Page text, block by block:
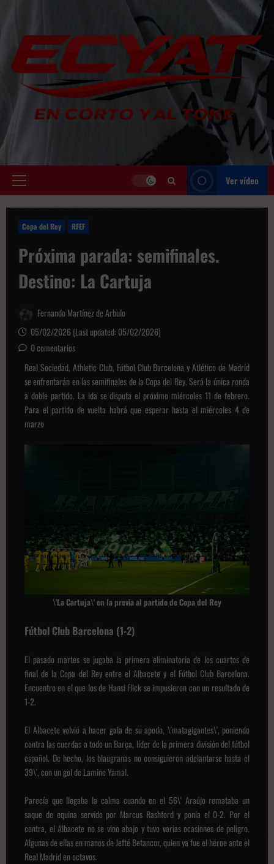
contenido
Menú
Ver vídeo
Copa del Rey RFEF
Próxima parada: semifinales.
Destino: La Cartuja
Fernando Martínez de Arbulo
05/02/2026 (Last updated: 05/02/2026)
0 comentarios
Real Sociedad, Athletic Club, Fútbol Club Barcelona y Atlético de Madrid
se enfrentarán en las semifinales de la Copa del Rey. Será la única ronda
a doble partido. La ida se disputa el próximo miércoles 11 de febrero.
Para el partido de vuelta habrá que esperar hasta el miércoles 4 de
marzo
\'La Cartuja\'en la previa al partido de Copa del Rey
Fútbol Club Barcelona (1-2)
El pasado martes se jugaba la primera eliminatoria de los cuartos de
final de la Copa del Rey entre el Albacete y el Fútbol Club Barcelona.
Encuentro en el que los de Hansi Flick se impusieron con un resultado de
1-2.
El Albacete volvió a hacer gala de su apodo, \'matagigantes\', poniendo
contra las cuerdas a todo un Barça, líder de la primera división del fútbol
español. De hecho, los blaugranas no consiguieron adelantarse hasta el
39\', con un gol de Lamine Yamal.
Parecía que llegaba la calma cuando en el 56\' Araújo remataba un
saque de equina servido por Marcus Rashford y ponía el 0-2. Por el
contra, el Albacete no se vino abajo y tuvo varias ocasiones de peligro.
Algunas de ellas en manos de Jefté Betancor, quien ya fue el héroe ante el
Real Madrid en octavos.